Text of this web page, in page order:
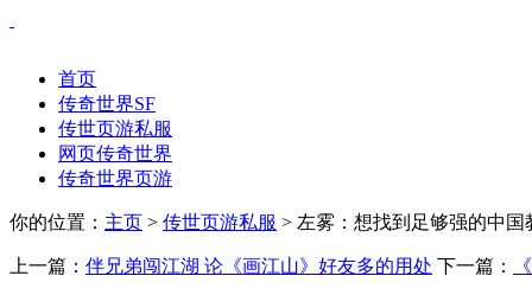
首页
传奇世界SF
传世页游私服
网页传奇世界
传奇世界页游
你的位置： 主页 > 传世页游私服 > 左雾：想找到足够强的中国
上一篇： 伴兄弟闯江湖 论《画江山》好友多的用处 下一篇：